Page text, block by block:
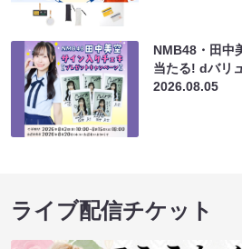
NMB48・田中
当たる! dバリ
2026.08.05
ライブ配信チケット